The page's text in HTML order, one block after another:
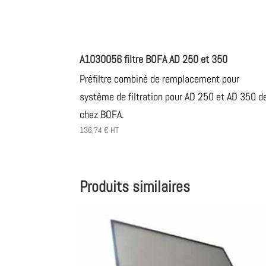
A1030056 filtre BOFA AD 250 et 350
Préfiltre combiné de remplacement pour
système de filtration pour AD 250 et AD 350
chez BOFA.
136,74€ HT
Produits similaires